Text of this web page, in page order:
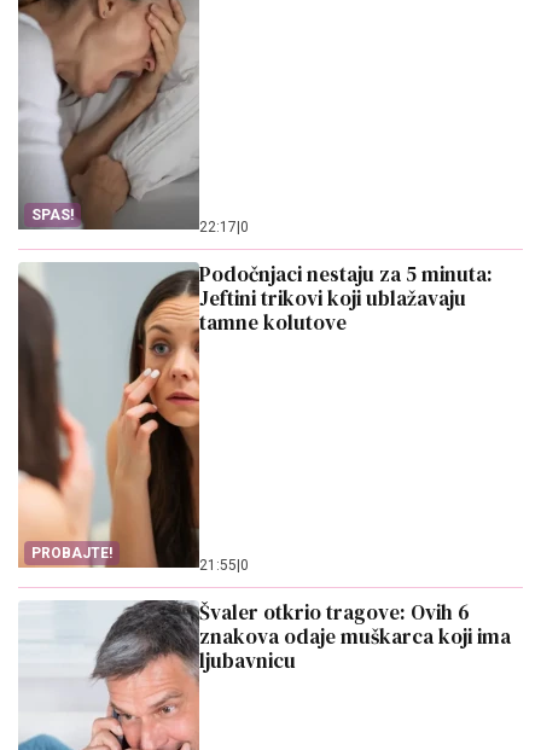
SPAS!
22:17|0
PROBAJTE!
Podočnjaci nestaju za 5 minuta:
Jeftini trikovi koji ublažavaju
tamne kolutove
21:55|0
Švaler otkrio tragove: Ovih 6
znakova odaje muškarca koji ima
ljubavnicu